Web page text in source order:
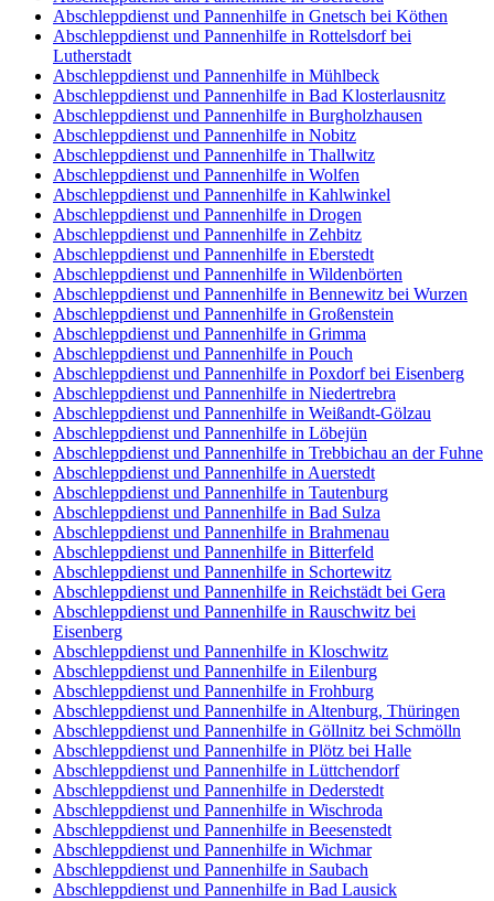
Abschleppdienst und Pannenhilfe in Gnetsch bei Köthen
Abschleppdienst und Pannenhilfe in Rottelsdorf bei
Lutherstadt
Abschleppdienst und Pannenhilfe in Mühlbeck
Abschleppdienst und Pannenhilfe in Bad Klosterlausnitz
Abschleppdienst und Pannenhilfe in Burgholzhausen
Abschleppdienst und Pannenhilfe in Nobitz
Abschleppdienst und Pannenhilfe in Thallwitz
Abschleppdienst und Pannenhilfe in Wolfen
Abschleppdienst und Pannenhilfe in Kahlwinkel
Abschleppdienst und Pannenhilfe in Drogen
Abschleppdienst und Pannenhilfe in Zehbitz
Abschleppdienst und Pannenhilfe in Eberstedt
Abschleppdienst und Pannenhilfe in Wildenbörten
Abschleppdienst und Pannenhilfe in Bennewitz bei Wurzen
Abschleppdienst und Pannenhilfe in Großenstein
Abschleppdienst und Pannenhilfe in Grimma
Abschleppdienst und Pannenhilfe in Pouch
Abschleppdienst und Pannenhilfe in Poxdorf bei Eisenberg
Abschleppdienst und Pannenhilfe in Niedertrebra
Abschleppdienst und Pannenhilfe in Weißandt-Gölzau
Abschleppdienst und Pannenhilfe in Löbejün
Abschleppdienst und Pannenhilfe in Trebbichau an der Fuhne
Abschleppdienst und Pannenhilfe in Auerstedt
Abschleppdienst und Pannenhilfe in Tautenburg
Abschleppdienst und Pannenhilfe in Bad Sulza
Abschleppdienst und Pannenhilfe in Brahmenau
Abschleppdienst und Pannenhilfe in Bitterfeld
Abschleppdienst und Pannenhilfe in Schortewitz
Abschleppdienst und Pannenhilfe in Reichstädt bei Gera
Abschleppdienst und Pannenhilfe in Rauschwitz bei
Eisenberg
Abschleppdienst und Pannenhilfe in Kloschwitz
Abschleppdienst und Pannenhilfe in Eilenburg
Abschleppdienst und Pannenhilfe in Frohburg
Abschleppdienst und Pannenhilfe in Altenburg, Thüringen
Abschleppdienst und Pannenhilfe in Göllnitz bei Schmölln
Abschleppdienst und Pannenhilfe in Plötz bei Halle
Abschleppdienst und Pannenhilfe in Lüttchendorf
Abschleppdienst und Pannenhilfe in Dederstedt
Abschleppdienst und Pannenhilfe in Wischroda
Abschleppdienst und Pannenhilfe in Beesenstedt
Abschleppdienst und Pannenhilfe in Wichmar
Abschleppdienst und Pannenhilfe in Saubach
Abschleppdienst und Pannenhilfe in Bad Lausick